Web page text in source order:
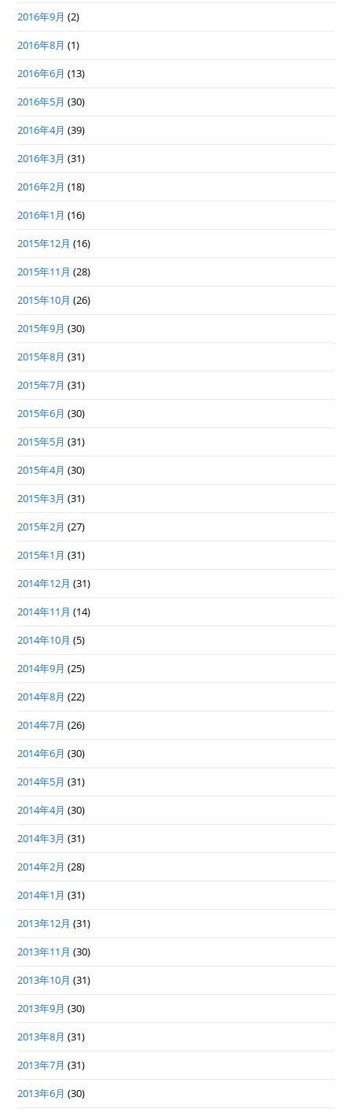
2016年9月 (2)
2016年8月 (1)
2016年6月 (13)
2016年5月 (30)
2016年4月 (39)
2016年3月 (31)
2016年2月 (18)
2016年1月 (16)
2015年12月 (16)
2015年11月 (28)
2015年10月 (26)
2015年9月 (30)
2015年8月 (31)
2015年7月 (31)
2015年6月 (30)
2015年5月 (31)
2015年4月 (30)
2015年3月 (31)
2015年2月 (27)
2015年1月 (31)
2014年12月 (31)
2014年11月 (14)
2014年10月 (5)
2014年9月 (25)
2014年8月 (22)
2014年7月 (26)
2014年6月 (30)
2014年5月 (31)
2014年4月 (30)
2014年3月 (31)
2014年2月 (28)
2014年1月 (31)
2013年12月 (31)
2013年11月 (30)
2013年10月 (31)
2013年9月 (30)
2013年8月 (31)
2013年7月 (31)
2013年6月 (30)